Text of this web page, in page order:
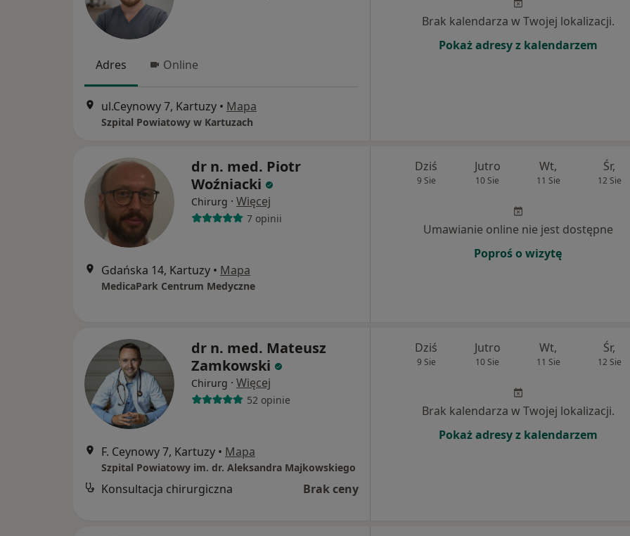
Adres Online
ul.Ceynowy 7, Kartuzy • Mapa
Szpital Powiatowy w Kartuzach
Brak kalendarza w Twojej lokalizacji.
Pokaż adresy z kalendarzem
dr n. med. Piotr
Woźniacki
Chirurg · Więcej
7 opinii
Gdańska 14, Kartuzy • Mapa
MedicaPark Centrum Medyczne
Dziś
9 Sie
Jutro
10 Sie
Wt,
11 Sie
Śr,
12 Sie
Umawianie online nie jest dostępne
Poproś o wizytę
dr n. med. Mateusz
Zamkowski
Chirurg · Więcej
52 opinie
F. Ceynowy 7, Kartuzy • Mapa
Szpital Powiatowy im. dr. Aleksandra Majkowskiego
Konsultacja chirurgiczna Brak ceny
Dziś
9 Sie
Jutro
10 Sie
Wt,
11 Sie
Śr,
12 Sie
Brak kalendarza w Twojej lokalizacji.
Pokaż adresy z kalendarzem